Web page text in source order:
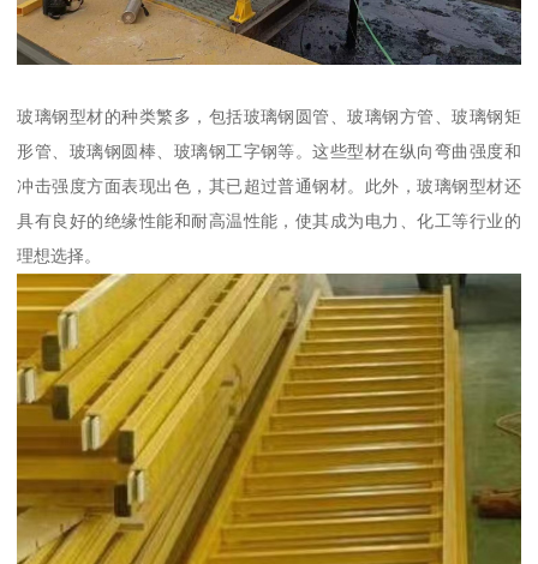
玻璃钢型材的种类繁多，包括玻璃钢圆管、玻璃钢方管、玻璃钢矩
形管、玻璃钢圆棒、玻璃钢工字钢等。这些型材在纵向弯曲强度和
冲击强度方面表现出色，其已超过普通钢材。此外，玻璃钢型材还
具有良好的绝缘性能和耐高温性能，使其成为电力、化工等行业的
理想选择。